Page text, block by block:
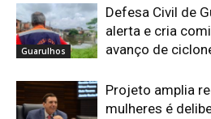
Guarulhos
Defesa Civil de
alerta e cria
avanço de
Projeto amplia
mulheres é